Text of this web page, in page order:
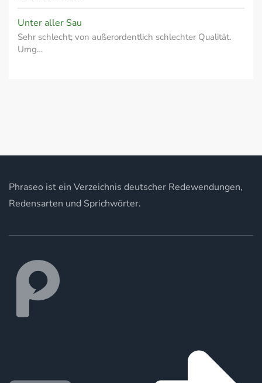
Unter aller Sau
Sehr schlecht; von außerordentlich schlechter Qualität.
Umg…
Phraseo ist ein Verzeichnis deutscher Redewendungen,
Redensarten und Sprichwörter.